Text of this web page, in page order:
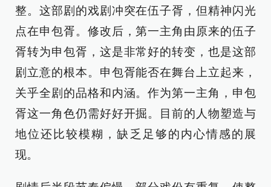
整。这部剧的戏剧冲突在伍子胥，但精神闪光
点在申包胥。修改后，第一主角由原来的伍子
胥转为申包胥，这是非常好的转变，也是这部
剧立意的根本。申包胥能否在舞台上立起来，
关乎全剧的品格和内涵。作为第一主角，申包
胥这一角色仍需好好开掘。目前的人物塑造与
地位还比较模糊，缺乏足够的内心情感的展
现。